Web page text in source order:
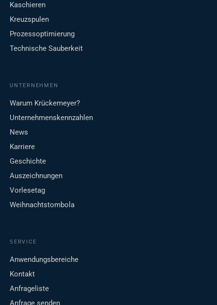
Kaschieren
Kreuzspulen
Prozessoptimierung
Technische Sauberkeit
UNTERNEHMEN
Warum Krückemeyer?
Unternehmenskennzahlen
News
Karriere
Geschichte
Auszeichnungen
Vorlesetag
Weihnachtstombola
SERVICE
Anwendungsbereiche
Kontakt
Anfrageliste
Anfrage senden